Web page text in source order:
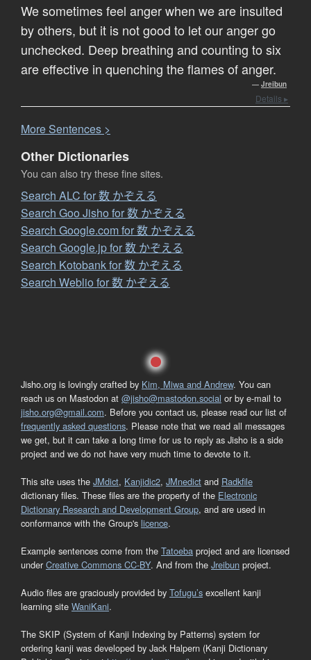
We sometimes feel anger when we are insulted
by others, but it is not good to let our anger go
unchecked. Deep breathing and counting to six
are effective in quenching the flames of anger.
— Jreibun
Details ▸
More Sentences >
Other Dictionaries
You can also try these fine sites.
Search ALC for 数 かぞえる
Search Goo Jisho for 数 かぞえる
Search Google.com for 数 かぞえる
Search Google.jp for 数 かぞえる
Search Kotobank for 数 かぞえる
Search Weblio for 数 かぞえる
Jisho.org is lovingly crafted by Kim, Miwa and Andrew. You can
reach us on Mastodon at @jisho@mastodon.social or by e-mail to
jisho.org@gmail.com. Before you contact us, please read our list of
frequently asked questions. Please note that we read all messages
we get, but it can take a long time for us to reply as Jisho is a side
project and we do not have very much time to devote to it.
This site uses the JMdict, Kanjidic2, JMnedict and Radkfile
dictionary files. These files are the property of the Electronic
Dictionary Research and Development Group, and are used in
conformance with the Group's licence.
Example sentences come from the Tatoeba project and are licensed
under Creative Commons CC-BY. And from the Jreibun project.
Audio files are graciously provided by Tofugu’s excellent kanji
learning site WaniKani.
The SKIP (System of Kanji Indexing by Patterns) system for
ordering kanji was developed by Jack Halpern (Kanji Dictionary